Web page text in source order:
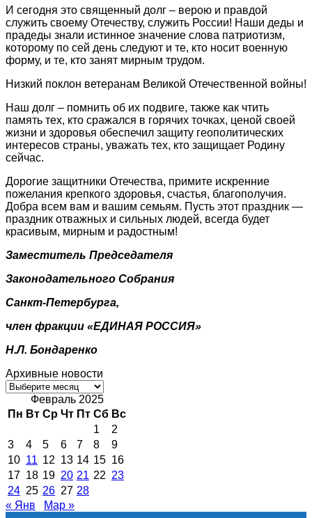
И сегодня это священный долг – верою и правдой
служить своему Отечеству, служить России! Наши деды и
прадеды знали истинное значение слова патриотизм,
которому по сей день следуют и те, кто носит военную
форму, и те, кто занят мирным трудом.
Низкий поклон ветеранам Великой Отечественной войны!
Наш долг – помнить об их подвиге, также как чтить
память тех, кто сражался в горячих точках, ценой своей
жизни и здоровья обеспечил защиту геополитических
интересов страны, уважать тех, кто защищает Родину
сейчас.
Дорогие защитники Отечества, примите искренние
пожелания крепкого здоровья, счастья, благополучия.
Добра всем вам и вашим семьям. Пусть этот праздник —
праздник отважных и сильных людей, всегда будет
красивым, мирным и радостным!
Заместитель Председателя
Законодательного Собрания
Санкт-Петербурга,
член фракции «ЕДИНАЯ РОССИЯ»
Н.Л. Бондаренко
Архивные новости
Архивные
новостиФевраль 2025
Пн Вт Ср Чт Пт Сб Вс
1
2
3
4 5 6 7 8
9
10 11 12 13 14 15 16
17 18 19 20 21 22 23
24 25 26 27 28
« Янв
Мар »